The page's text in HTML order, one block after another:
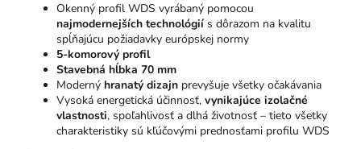
Okenný profil WDS vyrábaný pomocou
najmodernejších technológií s dôrazom na kvalitu
spĺňajúcu požiadavky európskej normy
5-komorový profil
Stavebná hĺbka 70 mm
Moderný hranatý dizajn prevyšuje všetky očakávania
Vysoká energetická účinnosť, vynikajúce izolačné
vlastnosti, spoľahlivosť a dlhá životnosť – tieto všetky
charakteristiky sú kľúčovými prednosťami profilu WDS